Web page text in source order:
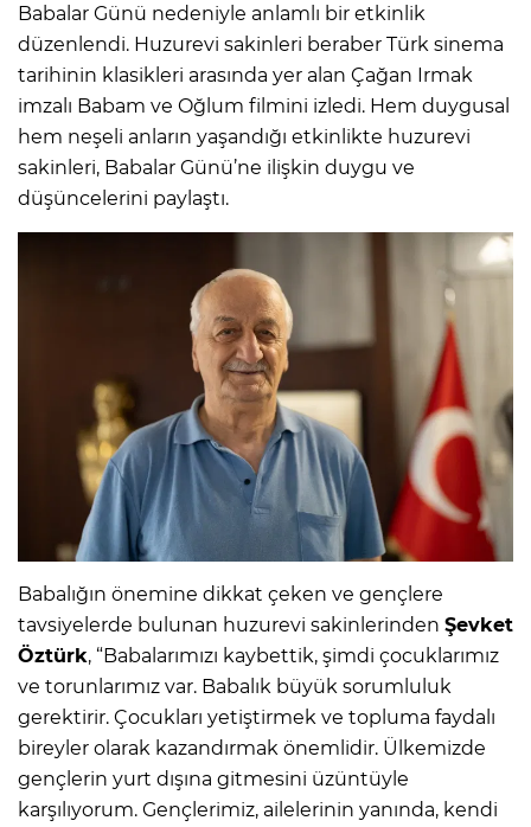
Babalar Günü nedeniyle anlamlı bir etkinlik
düzenlendi. Huzurevi sakinleri beraber Türk sinema
tarihinin klasikleri arasında yer alan Çağan Irmak
imzalı Babam ve Oğlum filmini izledi. Hem duygusal
hem neşeli anların yaşandığı etkinlikte huzurevi
sakinleri, Babalar Günü’ne ilişkin duygu ve
düşüncelerini paylaştı.
Babalığın önemine dikkat çeken ve gençlere
tavsiyelerde bulunan huzurevi sakinlerinden Şevket
Öztürk, “Babalarımızı kaybettik, şimdi çocuklarımız
ve torunlarımız var. Babalık büyük sorumluluk
gerektirir. Çocukları yetiştirmek ve topluma faydalı
bireyler olarak kazandırmak önemlidir. Ülkemizde
gençlerin yurt dışına gitmesini üzüntüyle
karşılıyorum. Gençlerimiz, ailelerinin yanında, kendi